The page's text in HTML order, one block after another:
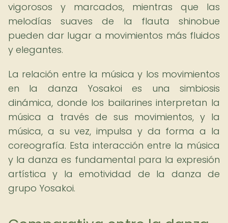
vigorosos y marcados, mientras que las
melodías suaves de la flauta shinobue
pueden dar lugar a movimientos más fluidos
y elegantes.
La relación entre la música y los movimientos
en la danza Yosakoi es una simbiosis
dinámica, donde los bailarines interpretan la
música a través de sus movimientos, y la
música, a su vez, impulsa y da forma a la
coreografía. Esta interacción entre la música
y la danza es fundamental para la expresión
artística y la emotividad de la danza de
grupo Yosakoi.